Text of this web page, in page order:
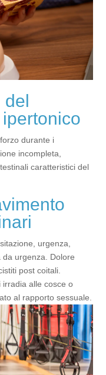
del
durante i
incompleta,
caratteristici del
urgenza,
urgenza. Dolore
post coitali.
irradia alle cosce o
al rapporto sessuale.